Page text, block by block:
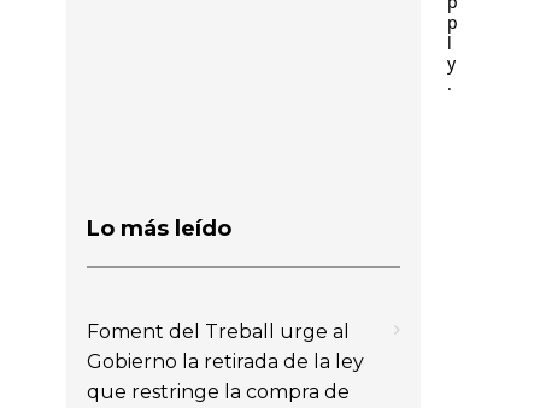
p
l
y
.
Lo más leído
Foment del Treball urge al
Gobierno la retirada de la ley
que restringe la compra de